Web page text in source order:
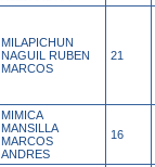
MILAPICHUN
NAGUIL RUBEN
MARCOS
21
MIMICA
MANSILLA
MARCOS
ANDRES
16